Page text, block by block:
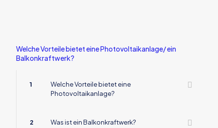
Welche Vorteile bietet eine Photovoltaikanlage/ ein
Balkonkraftwerk?
1
Welche Vorteile bietet eine
Photovoltaikanlage?
2 Was ist ein Balkonkraftwerk?